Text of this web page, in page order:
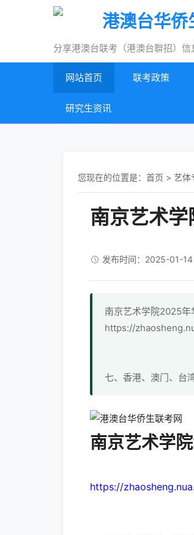
港澳台华侨
分享港澳台联考（港澳台聨招）
网站首页 联考政策
研究生资讯
您现在的位置是： 首页 > 艺体
南京艺术
发布时间：2025-01-
南京艺术学院2025
https://
七、香港、澳门、台
南京艺术学
https://